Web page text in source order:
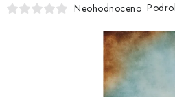
Neohodnoceno